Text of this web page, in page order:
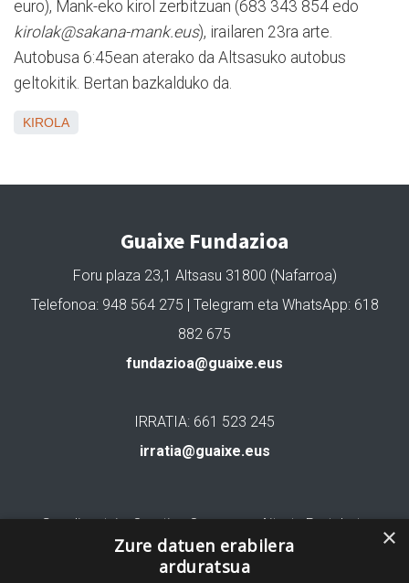
euro), Mank-eko kirol zerbitzuan (683 343 854 edo
kirolak@sakana-mank.eus), irailaren 23ra arte.
Autobusa 6:45ean aterako da Altsasuko autobus
geltokitik. Bertan bazkalduko da.
KIROLA
Guaixe Fundazioa
Foru plaza 23,1 Altsasu 31800 (Nafarroa)
Telefonoa: 948 564 275 | Telegram eta WhatsApp: 618
882 675
fundazioa@guaixe.eus
IRRATIA: 661 523 245
irratia@guaixe.eus
Gure lizentzia: Creative Commons Aitortu Partekatu
Codesyntaxek garatua
×
Zure datuen erabilera
arduratsua